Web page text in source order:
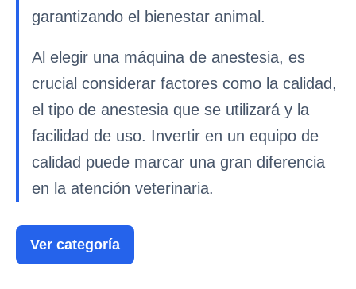
garantizando el bienestar animal.
Al elegir una máquina de anestesia, es
crucial considerar factores como la calidad,
el tipo de anestesia que se utilizará y la
facilidad de uso. Invertir en un equipo de
calidad puede marcar una gran diferencia
en la atención veterinaria.
Ver categoría